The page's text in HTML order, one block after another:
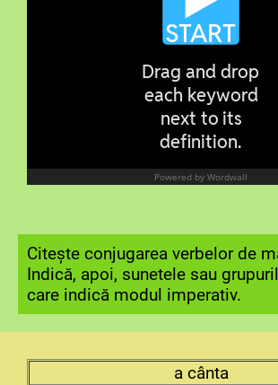
Citește conjugarea verbelor de
Indică, apoi, sunetele sau
care indică modul imperativ.
a cânta